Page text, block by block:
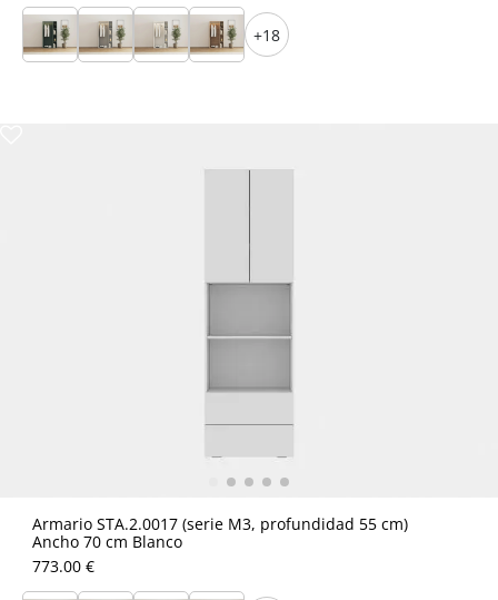
+18
Armario STA.2.0017 (serie M3, profundidad 55 cm)
Ancho 70 cm Blanco
773.00 €